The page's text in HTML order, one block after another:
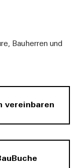
Bauherren und
vereinbaren